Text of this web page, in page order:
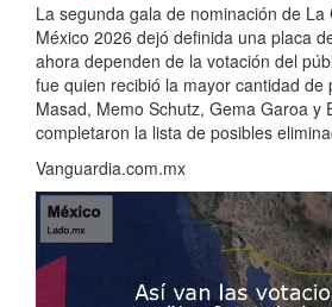
La segunda gala de nominación de
México 2026 dejó definida una placa
ahora dependen de la votación del
fue quien recibió la mayor cantidad de
Masad, Memo Schutz, Gema Garoa y
completaron la lista de posibles
Vanguardia.com.mx